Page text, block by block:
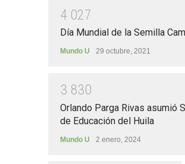
4 027
Día Mundial de la Semilla
Mundo U 29 octubre, 2021
3 830
Orlando Parga Rivas asumió
de Educación del Huila
Mundo U 2 enero, 2024